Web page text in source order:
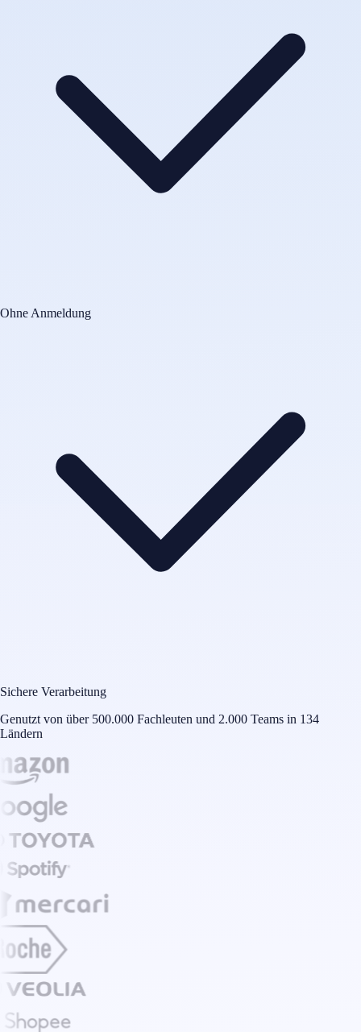
Ohne Anmeldung
Sichere Verarbeitung
Genutzt von über 500.000 Fachleuten und 2.000 Teams in 134
Ländern